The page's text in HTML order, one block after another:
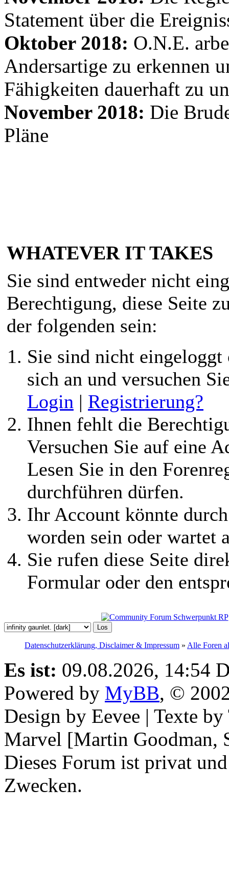
Statement über die
Oktober 2018: O.N.E.
Andersartige zu erkennen
Fähigkeiten dauerhaft zu
November 2018: Die
Pläne
WHATEVER IT TAKES
Sie sind entweder nicht
Berechtigung, diese Seite
der folgenden sein:
Sie sind nicht
sich an und versuchen
Login | Registrierung?
Ihnen fehlt die
Versuchen Sie auf eine
Lesen Sie in den
durchführen dürfen.
Ihr Account könnte
worden sein oder wartet
Sie rufen diese Seite
Formular oder den
Datenschutzerklärung, Disclaimer & Impressum » Alle Foren
Es ist: 09.08.2026, 14:54
Powered by MyBB, ©
Design by Eevee | Texte
Marvel [Martin Goodman,
Dieses Forum ist privat
Zwecken.